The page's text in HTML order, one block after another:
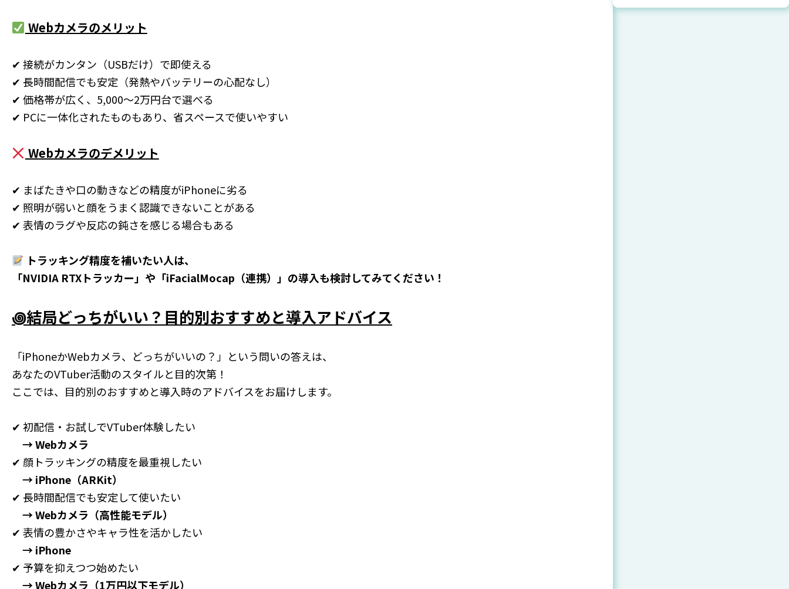
Webカメラのメリット
✔ 接続がカンタン（USBだけ）で即使える
✔ 長時間配信でも安定（発熱やバッテリーの心配なし）
✔ 価格帯が広く、5,000〜2万円台で選べる
✔ PCに一体化されたものもあり、省スペースで使いやすい
Webカメラのデメリット
✔ まばたきや口の動きなどの精度がiPhoneに劣る
✔ 照明が弱いと顔をうまく認識できないことがある
✔ 表情のラグや反応の鈍さを感じる場合もある
トラッキング精度を補いたい人は、
「NVIDIA RTXトラッカー」や「iFacialMocap（連携）」の導入も検討してみてください！
꩜結局どっちがいい？目的別おすすめと導入アドバイス
「iPhoneかWebカメラ、どっちがいいの？」という問いの答えは、
あなたのVTuber活動のスタイルと目的次第！
ここでは、目的別のおすすめと導入時のアドバイスをお届けします。
✔ 初配信・お試しでVTuber体験したい
→ Webカメラ
✔ 顔トラッキングの精度を最重視したい
→ iPhone（ARKit）
✔ 長時間配信でも安定して使いたい
→ Webカメラ（高性能モデル）
✔ 表情の豊かさやキャラ性を活かしたい
→ iPhone
✔ 予算を抑えつつ始めたい
→ Webカメラ（1万円以下モデル）